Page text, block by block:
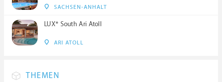
SACHSEN-ANHALT
LUX* South Ari Atoll
ARI ATOLL
THEMEN